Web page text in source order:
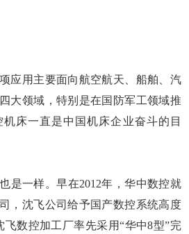
用主要面向航空航天、船舶、汽
大领域，特别是在国防军工领域推
床一直是中国机床企业奋斗的目
一样。早在2012年，华中数控就
，沈飞公司给予国产数控系统高度
飞数控加工厂率先采用“华中8型”完